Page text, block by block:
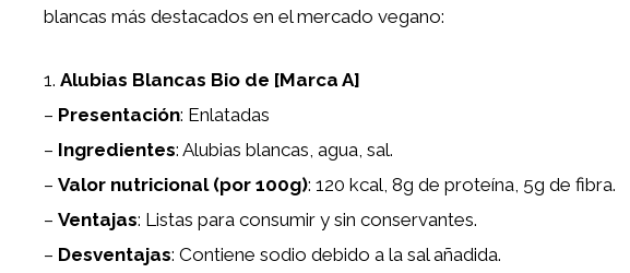
blancas más destacados en el mercado vegano:
1. Alubias Blancas Bio de [Marca A]
– Presentación: Enlatadas
– Ingredientes: Alubias blancas, agua, sal.
– Valor nutricional (por 100g): 120 kcal, 8g de proteína, 5g de fibra.
– Ventajas: Listas para consumir y sin conservantes.
– Desventajas: Contiene sodio debido a la sal añadida.